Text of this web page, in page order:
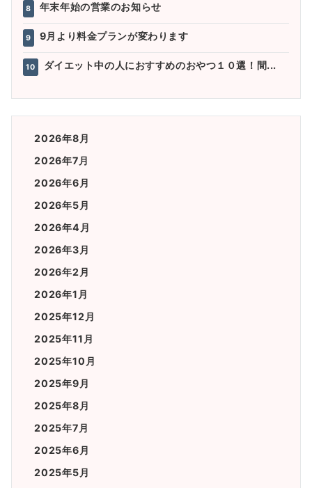
8 年末年始の営業のお知らせ
9 9月より料金プランが変わります
10 ダイエット中の人におすすめのおやつ１０選！間...
2026年8月
2026年7月
2026年6月
2026年5月
2026年4月
2026年3月
2026年2月
2026年1月
2025年12月
2025年11月
2025年10月
2025年9月
2025年8月
2025年7月
2025年6月
2025年5月